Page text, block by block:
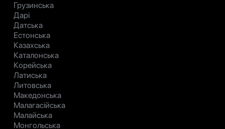
Грузинська
Дарі
Датська
Естонська
Казахська
Каталонська
Корейська
Латиська
Литовська
Македонська
Малагасійська
Малайська
Монгольська